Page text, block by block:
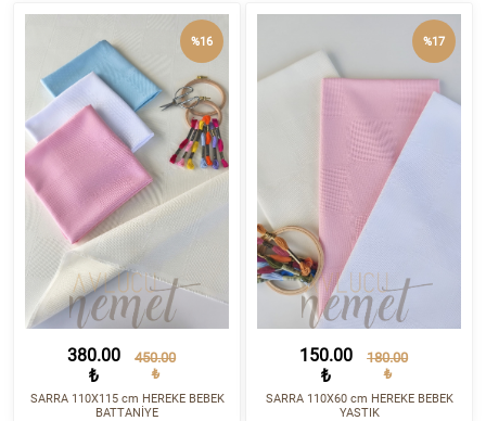
380.00
₺
450.00
₺
SARRA 110X115 cm HEREKE BEBEK
BATTANİYE
%16
150.00
₺
180.00
₺
SARRA 110X60 cm HEREKE BEBEK
YASTIK
%17